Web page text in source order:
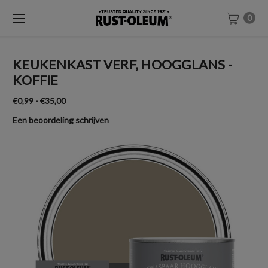
0
KEUKENKAST VERF, HOOGGLANS -
KOFFIE
€0,99 - €35,00
Een beoordeling schrijven